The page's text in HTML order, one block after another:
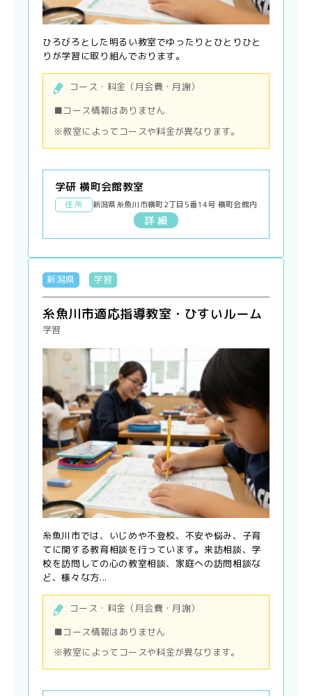
ひろびろとした明るい教室でゆったりとひとりひと
りが学習に取り組んでおります。
コース・料金（月会費・月謝）
■コース情報はありません
※教室によってコースや料金が異なります。
学研 横町会館教室
住 所 新潟県糸魚川市横町2丁目5番14号 横町会館内
詳 細
新潟県 学習
糸魚川市適応指導教室・ひすいルーム
学習
糸魚川市では、いじめや不登校、不安や悩み、子育
てに関する教育相談を行っています。来訪相談、学
校を訪問しての心の教室相談、家庭への訪問相談な
ど、様々な方...
コース・料金（月会費・月謝）
■コース情報はありません
※教室によってコースや料金が異なります。